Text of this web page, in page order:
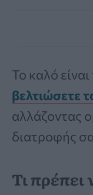
Το καλό
βελτιώσετε
αλλάζοντας
διατροφής
Τι πρέπει